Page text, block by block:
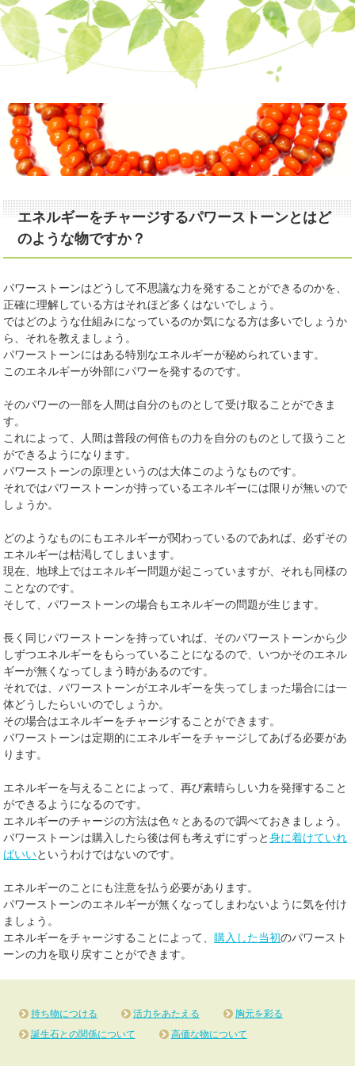
エネルギーをチャージするパワーストーンとはど
のような物ですか？
パワーストーンはどうして不思議な力を発することができるのかを、
正確に理解している方はそれほど多くはないでしょう。
ではどのような仕組みになっているのか気になる方は多いでしょうか
ら、それを教えましょう。
パワーストーンにはある特別なエネルギーが秘められています。
このエネルギーが外部にパワーを発するのです。
そのパワーの一部を人間は自分のものとして受け取ることができま
す。
これによって、人間は普段の何倍もの力を自分のものとして扱うこと
ができるようになります。
パワーストーンの原理というのは大体このようなものです。
それではパワーストーンが持っているエネルギーには限りが無いので
しょうか。
どのようなものにもエネルギーが関わっているのであれば、必ずその
エネルギーは枯渇してしまいます。
現在、地球上ではエネルギー問題が起こっていますが、それも同様の
ことなのです。
そして、パワーストーンの場合もエネルギーの問題が生じます。
長く同じパワーストーンを持っていれば、そのパワーストーンから少
しずつエネルギーをもらっていることになるので、いつかそのエネル
ギーが無くなってしまう時があるのです。
それでは、パワーストーンがエネルギーを失ってしまった場合には一
体どうしたらいいのでしょうか。
その場合はエネルギーをチャージすることができます。
パワーストーンは定期的にエネルギーをチャージしてあげる必要があ
ります。
エネルギーを与えることによって、再び素晴らしい力を発揮すること
ができるようになるのです。
エネルギーのチャージの方法は色々とあるので調べておきましょう。
パワーストーンは購入したら後は何も考えずにずっと身に着けていれ
ばいいというわけではないのです。
エネルギーのことにも注意を払う必要があります。
パワーストーンのエネルギーが無くなってしまわないように気を付け
ましょう。
エネルギーをチャージすることによって、 購入した当初のパワースト
ーンの力を取り戻すことができます。
持ち物につける 活力をあたえる
胸元を彩る
誕生石との関係について
高価な物について